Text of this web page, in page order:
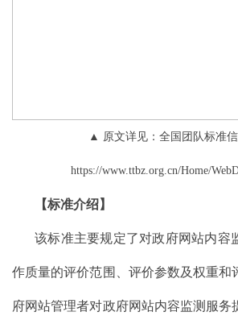
▲ 原文详见：全国团队标准
https://www.ttbz.org.cn/Home/
【标准介绍】
该标准主要规定了对政府网站内容
作质量的评价范围、评价参数及权重和
府网站管理者对政府网站内容监测服务